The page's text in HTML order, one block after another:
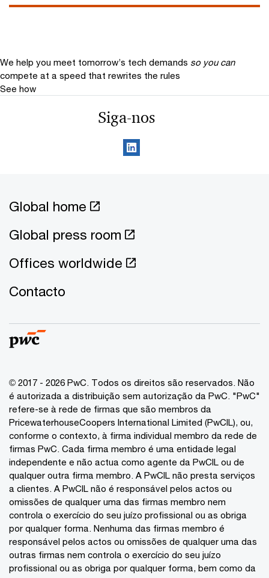
We help you meet tomorrow’s tech demands so you can
compete at a speed that rewrites the rules
See how
Siga-nos
Global home
Global press room
Offices worldwide
Contacto
© 2017 - 2026 PwC. Todos os direitos são reservados. Não
é autorizada a distribuição sem autorização da PwC. "PwC"
refere-se à rede de firmas que são membros da
PricewaterhouseCoopers International Limited (PwCIL), ou,
conforme o contexto, à firma individual membro da rede de
firmas PwC. Cada firma membro é uma entidade legal
independente e não actua como agente da PwCIL ou de
qualquer outra firma membro. A PwCIL não presta serviços
a clientes. A PwCIL não é responsável pelos actos ou
omissões de qualquer uma das firmas membro nem
controla o exercício do seu juízo profissional ou as obriga
por qualquer forma. Nenhuma das firmas membro é
responsável pelos actos ou omissões de qualquer uma das
outras firmas nem controla o exercício do seu juízo
profissional ou as obriga por qualquer forma, bem como da